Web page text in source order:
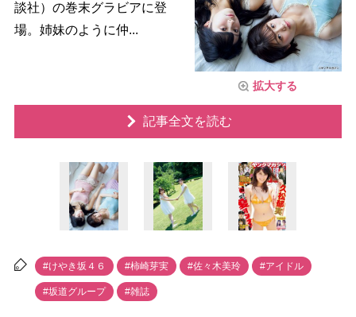
拡大する
談社）の巻末グラビアに登
場。姉妹のように仲...
記事全文を読む
#けやき坂４６ #柿崎芽実 #佐々木美玲 #アイドル
#坂道グループ #雑誌